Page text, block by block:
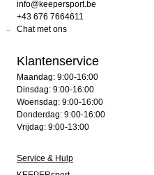
info@keepersport.be
+43 676 7664611
Chat met ons
Klantenservice
Maandag: 9:00-16:00
Dinsdag: 9:00-16:00
Woensdag: 9:00-16:00
Donderdag: 9:00-16:00
Vrijdag: 9:00-13:00
Service & Hulp